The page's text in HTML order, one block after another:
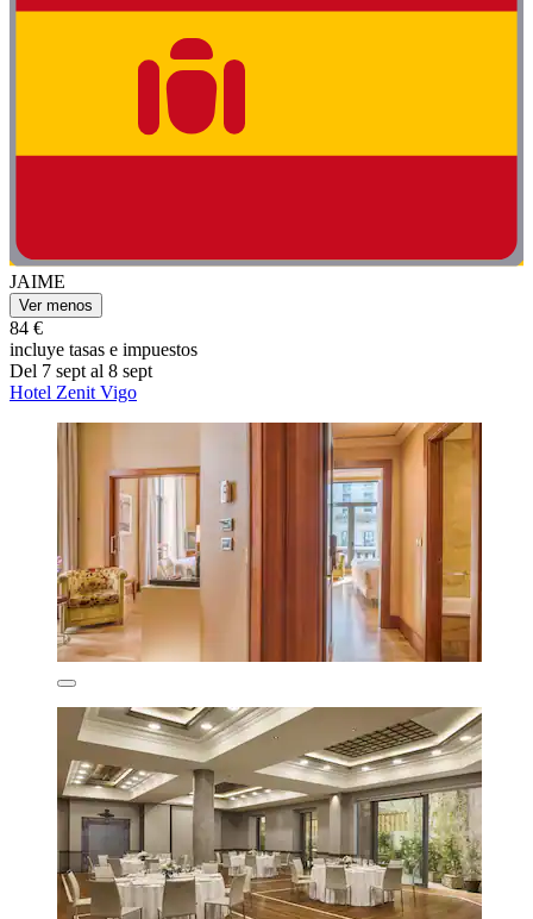
JAIME
Ver menos
84 €
incluye tasas e impuestos
Del 7 sept al 8 sept
Hotel Zenit Vigo